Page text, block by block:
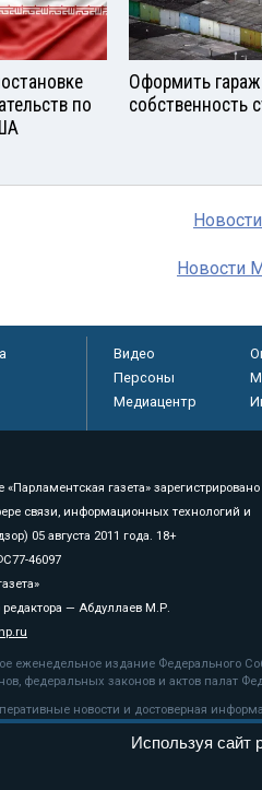
по
Оформить
собственность
Новости
Видео
Персоны
Медиацентр
газета» зарегистрировано
связи, информационных технологий и
05 августа 2011 года. 18+
46097
— Абдуллаев М.Р.
еженедельное издание Федерального
федеральных законов и актов палат
новости и достоверная
на pnp.ru обязательна.
рекомендательные технологии
Используя сайт